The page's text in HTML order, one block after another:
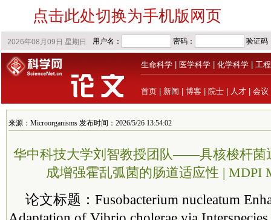
点击此处切换为手机版网页
生命科学 医学科学 化学科学 工
首页 新闻 博客 院士 人才 会议
来源：Microorganisms 发布时间：2026/5/26 13:54:02
华中科技大学刘智教授团队——具核梭杆菌
成增强霍乱弧菌的肠道适应性 | MDPI
论文标题：Fusobacterium nucleatum